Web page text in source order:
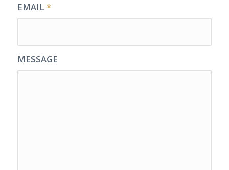
EMAIL *
MESSAGE